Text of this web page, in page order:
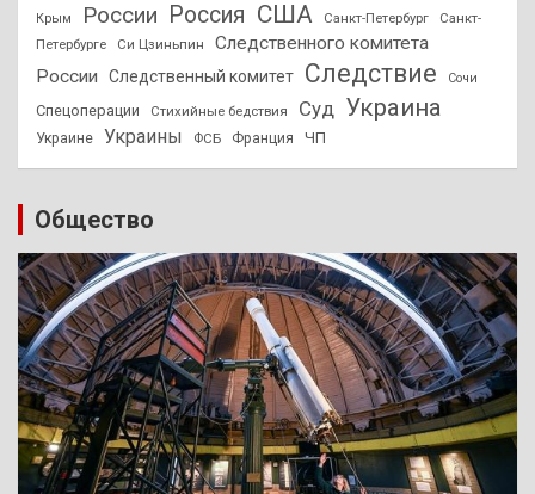
Крым России Россия США Санкт-Петербург
Санкт-
Петербурге
Си Цзиньпин
Следственного комитета
России
Следственный комитет Следствие Сочи
Спецоперации Стихийные бедствия Суд Украина
Украине Украины ФСБ Франция ЧП
Общество